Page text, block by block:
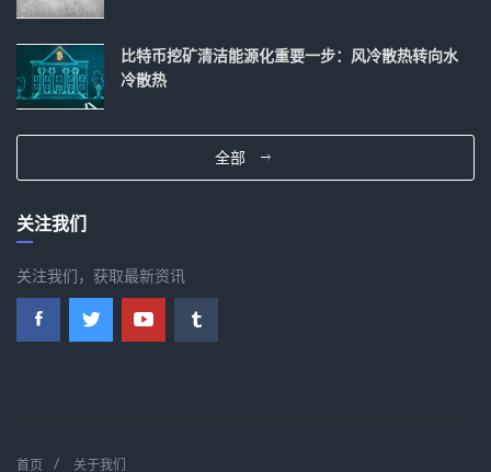
比特币挖矿清洁能源化重要一步：风冷散热转向水
冷散热
全部
关注我们
关注我们，获取最新资讯
首页 关于我们